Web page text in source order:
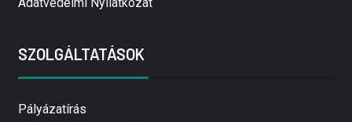
SZOLGÁLTATÁSOK
Pályázatírás